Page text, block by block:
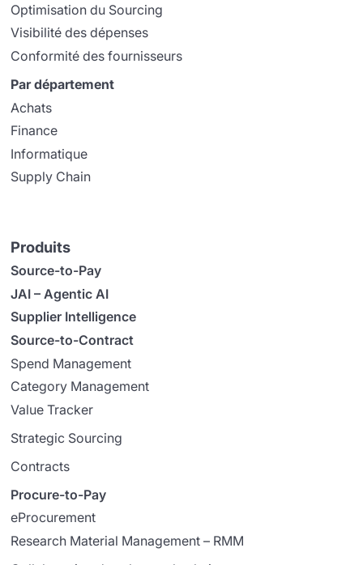
Optimisation du Sourcing
Visibilité des dépenses
Conformité des fournisseurs
Par département
Achats
Finance
Informatique
Supply Chain
Produits
Source-to-Pay
JAI – Agentic AI
Supplier Intelligence
Source-to-Contract
Spend Management
Category Management
Value Tracker
Strategic Sourcing
Contracts
Procure-to-Pay
eProcurement
Research Material Management – RMM